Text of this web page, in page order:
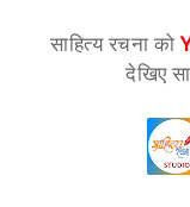
साहित्य रचना को
देखिए